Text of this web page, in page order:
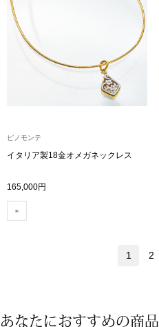
ピノモンテ
イタリア製18金オメガネックレス
165,000円
1 2
あなたにおすすめの商品